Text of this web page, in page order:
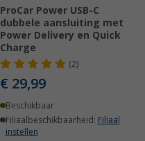
ProCar Power USB-C
dubbele aansluiting met
Power Delivery en Quick
Charge
(2)
€ 29,99
Beschikbaar
Filiaalbeschikbaarheid: Filiaal
instellen